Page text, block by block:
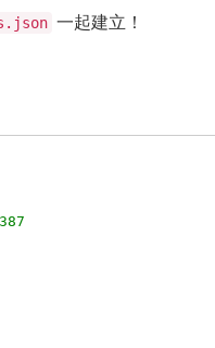
一起建立！